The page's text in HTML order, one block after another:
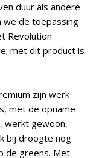
duur als andere
we de toepassing
Revolution
met dit product is
zijn werk
met de opname
werkt gewoon,
bij droogte nog
de greens. Met